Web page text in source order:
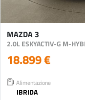
MAZDA 3
18.899 €
Alimentazione
IBRIDA